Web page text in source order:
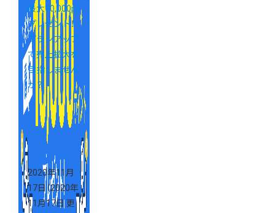
最大10,000pt
プレゼント！
プランアップ
で売上拡大を
目指しません
か？
2020年11月
17日 （2020年
11月17日 更